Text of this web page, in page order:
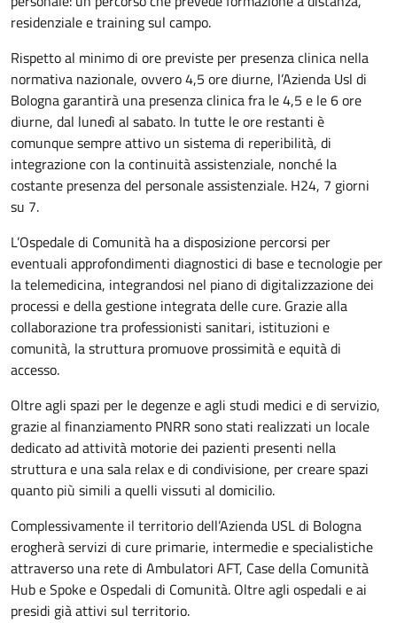
residenziale e training sul campo.
Rispetto al minimo di ore previste per presenza clinica nella
normativa nazionale, ovvero 4,5 ore diurne, l’Azienda Usl di
Bologna garantirà una presenza clinica fra le 4,5 e le 6 ore
diurne, dal lunedì al sabato. In tutte le ore restanti è
comunque sempre attivo un sistema di reperibilità, di
integrazione con la continuità assistenziale, nonché la
costante presenza del personale assistenziale. H24, 7 giorni
su 7.
L’Ospedale di Comunità ha a disposizione percorsi per
eventuali approfondimenti diagnostici di base e tecnologie per
la telemedicina, integrandosi nel piano di digitalizzazione dei
processi e della gestione integrata delle cure. Grazie alla
collaborazione tra professionisti sanitari, istituzioni e
comunità, la struttura promuove prossimità e equità di
accesso.
Oltre agli spazi per le degenze e agli studi medici e di servizio,
grazie al finanziamento PNRR sono stati realizzati un locale
dedicato ad attività motorie dei pazienti presenti nella
struttura e una sala relax e di condivisione, per creare spazi
quanto più simili a quelli vissuti al domicilio.
Complessivamente il territorio dell’Azienda USL di Bologna
erogherà servizi di cure primarie, intermedie e specialistiche
attraverso una rete di Ambulatori AFT, Case della Comunità
Hub e Spoke e Ospedali di Comunità. Oltre agli ospedali e ai
presidi già attivi sul territorio.